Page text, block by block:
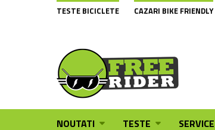
TESTE BICICLETE CAZARI BIKE FRIENDLY
NOUTATI TESTE SERVICE